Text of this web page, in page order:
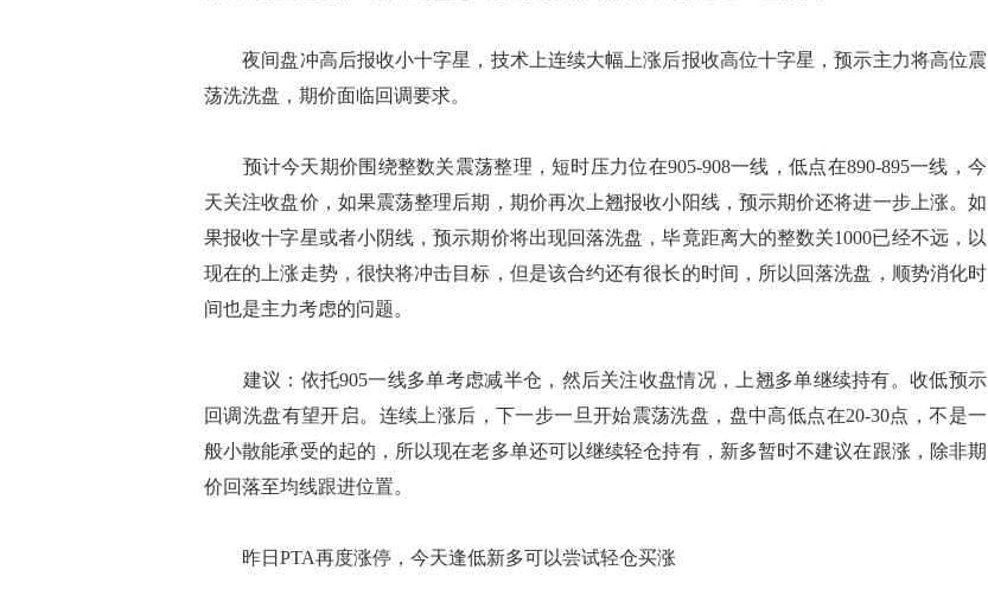
夜间盘冲高后报收小十字星，技术上连续大幅上涨后报收高位十字星，预示主力将高位震
荡洗洗盘，期价面临回调要求。
预计今天期价围绕整数关震荡整理，短时压力位在905-908一线，低点在890-895一线，今
天关注收盘价，如果震荡整理后期，期价再次上翘报收小阳线，预示期价还将进一步上涨。如
果报收十字星或者小阴线，预示期价将出现回落洗盘，毕竟距离大的整数关1000已经不远，以
现在的上涨走势，很快将冲击目标，但是该合约还有很长的时间，所以回落洗盘，顺势消化时
间也是主力考虑的问题。
建议：依托905一线多单考虑减半仓，然后关注收盘情况，上翘多单继续持有。收低预示
回调洗盘有望开启。连续上涨后，下一步一旦开始震荡洗盘，盘中高低点在20-30点，不是一
般小散能承受的起的，所以现在老多单还可以继续轻仓持有，新多暂时不建议在跟涨，除非期
价回落至均线跟进位置。
昨日PTA再度涨停，今天逢低新多可以尝试轻仓买涨